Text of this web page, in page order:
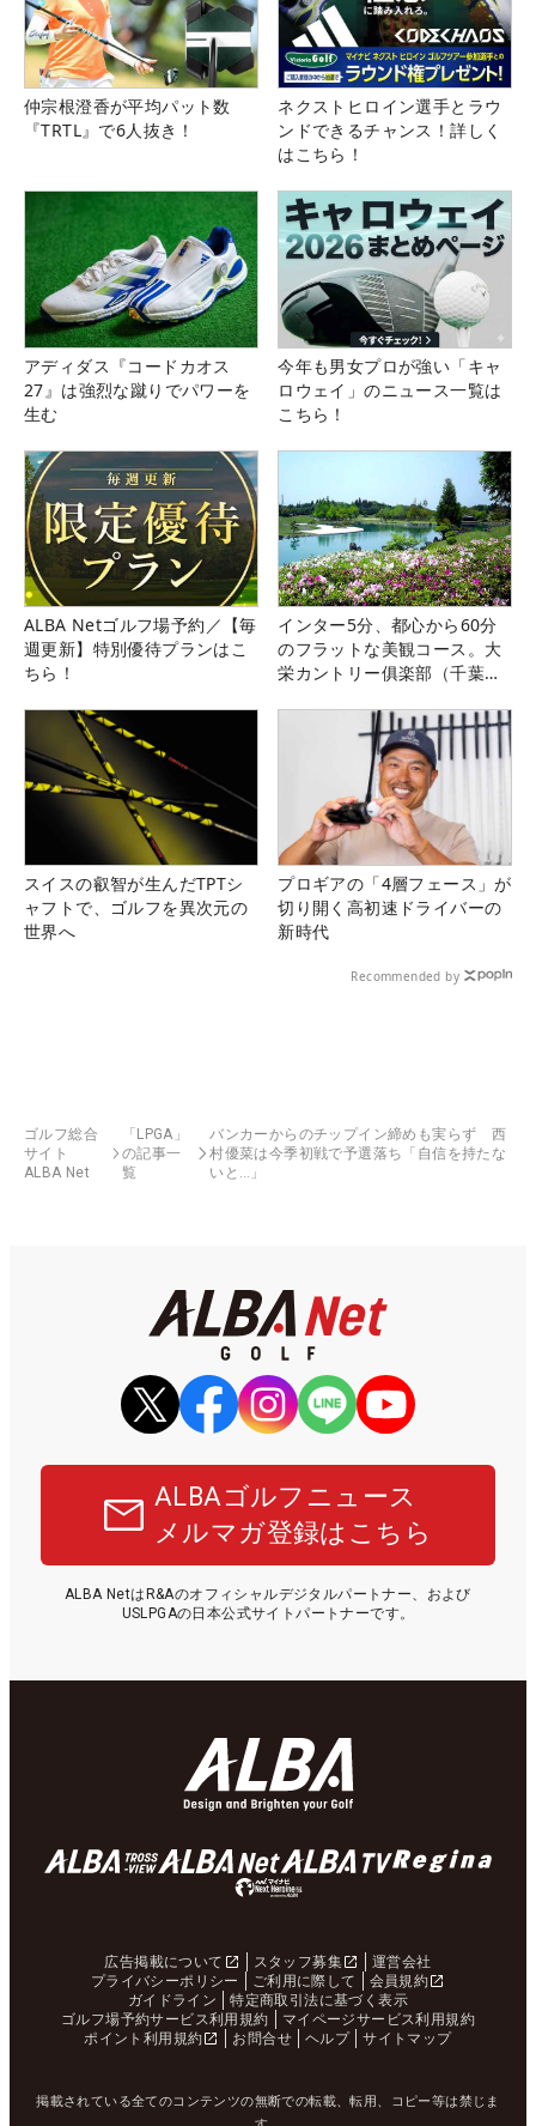
仲宗根澄香が平均パット数
『TRTL』で6人抜き！
ネクストヒロイン選手とラウ
ンドできるチャンス！詳しく
はこちら！
アディダス『コードカオス
27』は強烈な蹴りでパワーを
生む
今年も男女プロが強い「キャ
ロウェイ」のニュース一覧は
こちら！
ALBA Netゴルフ場予約／【毎
週更新】特別優待プランはこ
ちら！
インター5分、都心から60分
のフラットな美観コース。大
栄カントリー俱楽部（千葉
スイスの叡智が生んだTPTシ
ャフトで、ゴルフを異次元の
世界へ
プロギアの「4層フェース」が
切り開く高初速ドライバーの
新時代
Recommended by
ゴルフ総合
サイト
ALBA Net
「LPGA」
の記事一
覧
バンカーからのチップイン締めも実らず 西
村優菜は今季初戦で予選落ち「自信を持たな
いと…」
ALBAゴルフニュース
メルマガ登録はこちら
ALBA NetはR&Aのオフィシャルデジタルパートナー、および
USLPGAの日本公式サイトパートナーです。
広告掲載について スタッフ募集
運営会社
プライバシーポリシー
ご利用に際して
会員規約
ガイドライン
特定商取引法に基づく表示
ゴルフ場予約サービス利用規約
マイページサービス利用規約
ポイント利用規約
お問合せ ヘルプ サイトマップ
掲載されている全てのコンテンツの無断での転載、転用、コピー等は禁じま